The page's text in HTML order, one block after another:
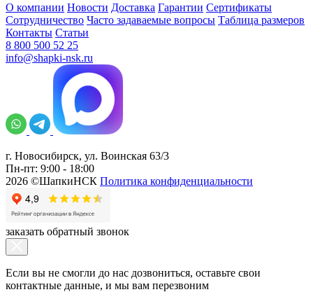
О компании Новости Доставка Гарантии Сертификаты
Сотрудничество Часто задаваемые вопросы Таблица размеров
Контакты Статьи
8 800 500 52 25
info@shapki-nsk.ru
г. Новосибирск, ул. Воинская 63/3
Пн-пт: 9:00 - 18:00
2026 ©ШапкиНСК Политика конфиденциальности
заказать обратный звонок
Если вы не смогли до нас дозвониться, оставьте свои
контактные данные, и мы вам перезвоним